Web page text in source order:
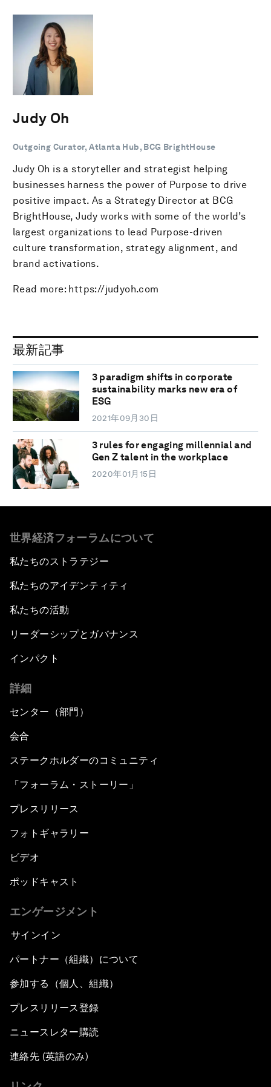
Judy Oh
Outgoing Curator, Atlanta Hub, BCG BrightHouse
Judy Oh is a storyteller and strategist helping
businesses harness the power of Purpose to drive
positive impact. As a Strategy Director at BCG
BrightHouse, Judy works with some of the world’s
largest organizations to lead Purpose-driven
culture transformation, strategy alignment, and
brand activations.
Read more: https://judyoh.com
最新記事
3 paradigm shifts in corporate
sustainability marks new era of
ESG
2021年09月30日
3 rules for engaging millennial and
Gen Z talent in the workplace
2020年01月15日
世界経済フォーラムについて
私たちのストラテジー
私たちのアイデンティティ
私たちの活動
リーダーシップとガバナンス
インパクト
詳細
センター（部門）
会合
ステークホルダーのコミュニティ
「フォーラム・ストーリー」
プレスリリース
フォトギャラリー
ビデオ
ポッドキャスト
エンゲージメント
サインイン
パートナー（組織）について
参加する（個人、組織）
プレスリリース登録
ニュースレター購読
連絡先 (英語のみ)